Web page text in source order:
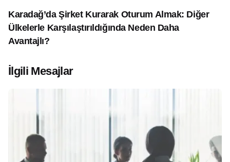
Karadağ’da Şirket Kurarak Oturum Almak: Diğer
Ülkelerle Karşılaştırıldığında Neden Daha
Avantajlı?
İlgili Mesajlar